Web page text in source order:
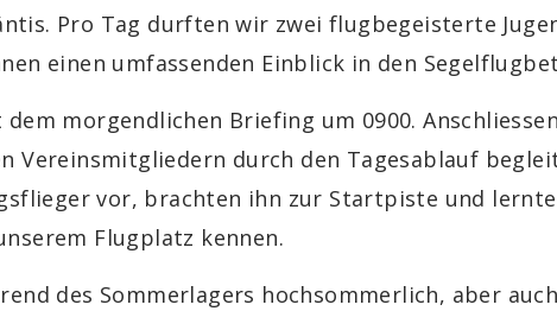
Pro Tag durften wir zwei flugbegeisterte
einen umfassenden Einblick in den
morgendlichen Briefing um 0900.
Vereinsmitgliedern durch den Tagesablauf
vor, brachten ihn zur Startpiste und
Flugplatz kennen.
des Sommerlagers hochsommerlich, aber